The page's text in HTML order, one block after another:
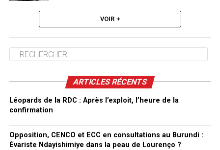
VOIR +
ARTICLES RÉCENTS
Léopards de la RDC : Après l’exploit, l’heure de la
confirmation
Opposition, CENCO et ECC en consultations au Burundi :
Évariste Ndayishimiye dans la peau de Lourenço ?